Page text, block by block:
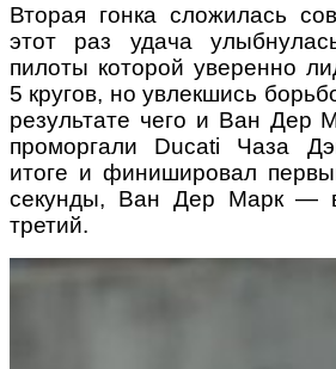
Вторая гонка сложилась
этот раз удача
пилоты которой уверенно
5 кругов, но увлекшись
результате чего и Ван Дер
проморгали Ducati Чаза
итоге и финишировал
секунды, Ван Дер Марк —
третий.